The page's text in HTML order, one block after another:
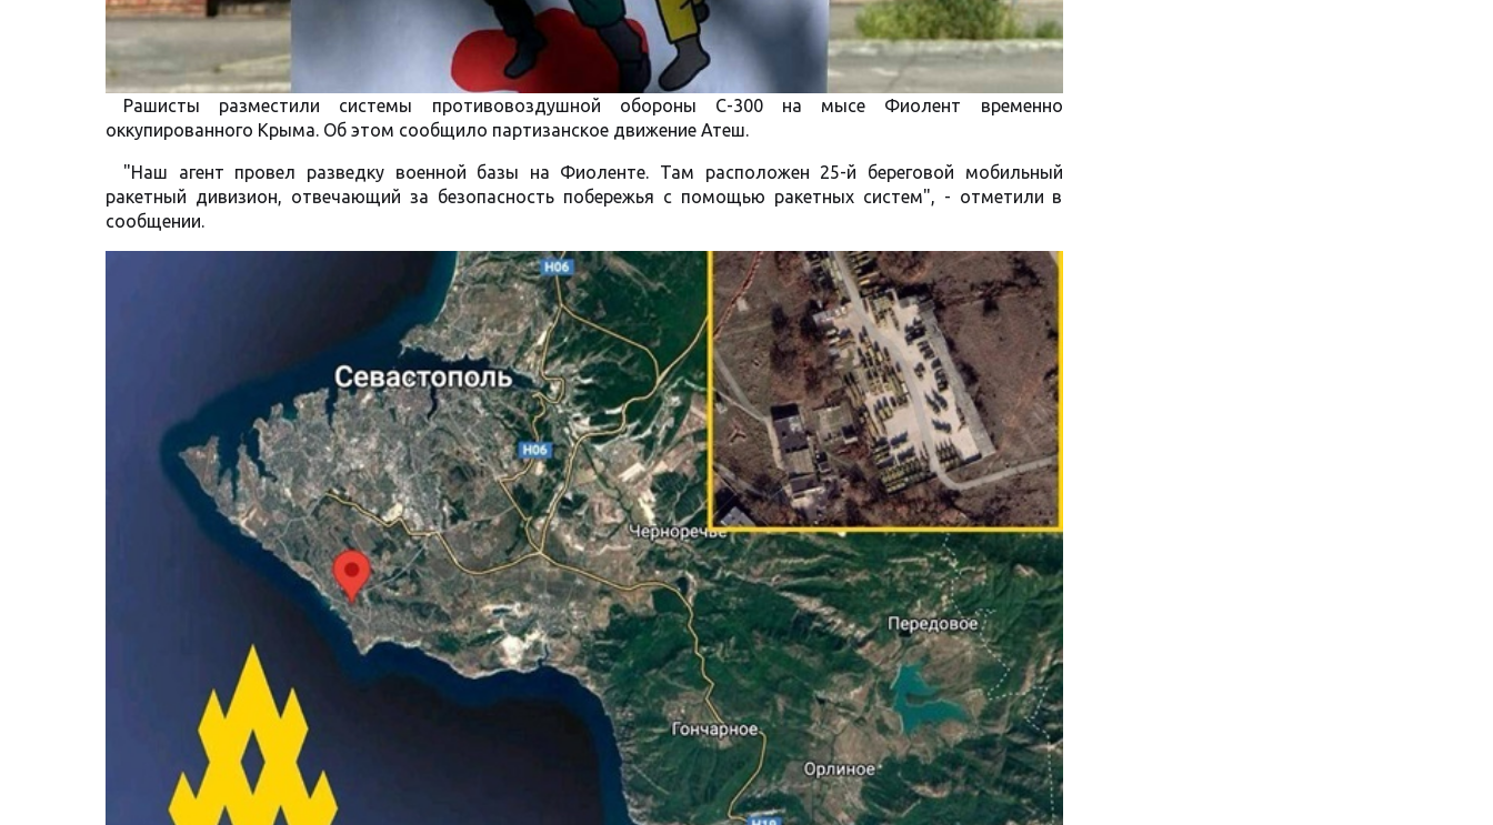
Рашисты разместили системы противовоздушной обороны С-300 на мысе Фиолент временно
оккупированного Крыма. Об этом сообщило партизанское движение Атеш.
"Наш агент провел разведку военной базы на Фиоленте. Там расположен 25-й береговой мобильный
ракетный дивизион, отвечающий за безопасность побережья с помощью ракетных систем", - отметили в
сообщении.